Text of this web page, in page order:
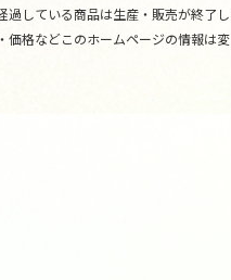
している商品は生産・販売が終了
格などこのホームページの情報は